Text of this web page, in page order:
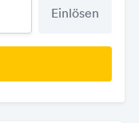
Einlösen